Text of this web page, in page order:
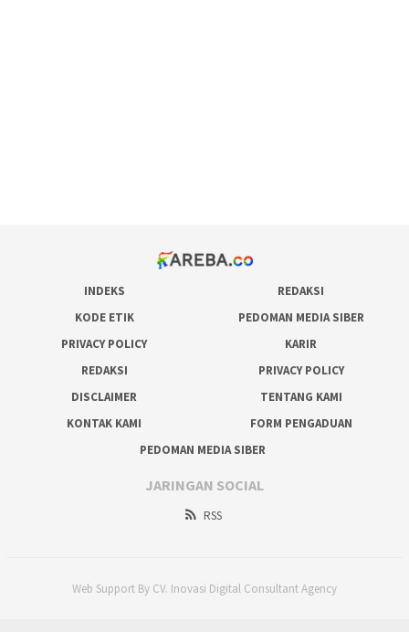
INDEKS
REDAKSI
KODE ETIK
PEDOMAN MEDIA SIBER
PRIVACY POLICY
KARIR
REDAKSI
PRIVACY POLICY
DISCLAIMER
TENTANG KAMI
KONTAK KAMI
FORM PENGADUAN
PEDOMAN MEDIA SIBER
JARINGAN SOCIAL
RSS
Web Support By CV. Inovasi Digital Consultant Agency